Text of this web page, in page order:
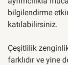
bilgilendirme
katılabilirsiniz.
Çeşitlilik
farklıdır ve yine